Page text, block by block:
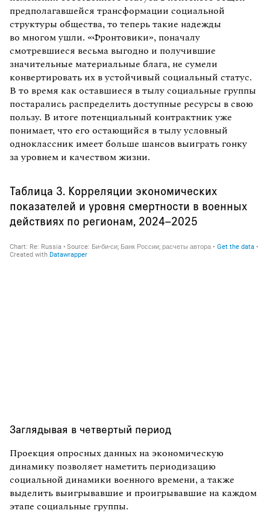
предполагавшейся трансформации социальной
структуры общества, то теперь такие надежды
во многом ушли. «Фронтовики», поначалу
смотревшиеся весьма выгодно и получившие
значительные материальные блага, не сумели
конвертировать их в устойчивый социальный статус.
В то время как оставшиеся в тылу социальные группы
постарались распределить доступные ресурсы в свою
пользу. В итоге потенциальный контрактник уже
понимает, что его остающийся в тылу условный
одноклассник имеет больше шансов выиграть гонку
за уровнем и качеством жизни.
Таблица 3. Корреляции экономических
показателей и уровня смертности в военных
действиях по регионам, 2024–2025
Заглядывая в четвертый период
Проекция опросных данных на экономическую
динамику позволяет наметить периодизацию
социальной динамики военного времени, а также
выделить выигрывавшие и проигрывавшие на каждом
этапе социальные группы.